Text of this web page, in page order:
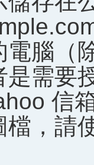
腦（
需要
信
，請